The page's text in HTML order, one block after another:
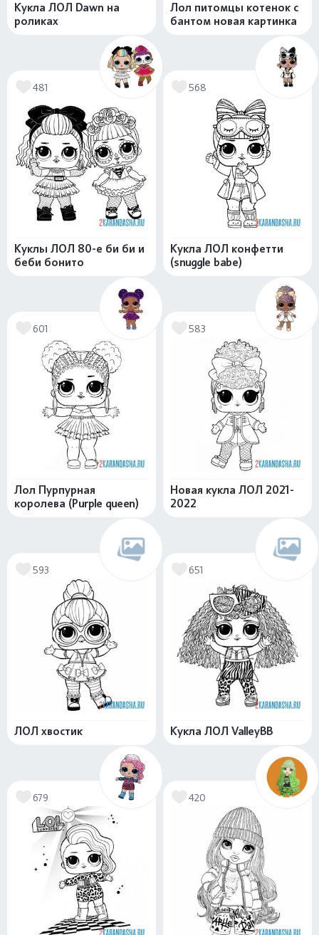
Кукла ЛОЛ Dawn на
роликах
Лол питомцы котенок с
бантом новая картинка
481
Куклы ЛОЛ 80-е би би и
беби бонито
568
Кукла ЛОЛ конфетти
(snuggle babe)
601
Лол Пурпурная
королева (Purple queen)
583
Новая кукла ЛОЛ 2021-
2022
593
ЛОЛ хвостик
651
Кукла ЛОЛ ValleyBB
679 420